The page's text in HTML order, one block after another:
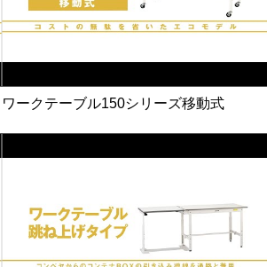
ワークテーブル150シリーズ移動式